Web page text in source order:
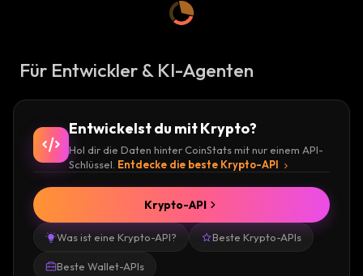
Für Entwickler & KI-Agenten
Entwickelst du mit Krypto?
Hol dir die Daten hinter CoinStats mit nur einem API-
Schlüssel. Entdecke die beste Krypto-API
Was ist eine Krypto-API? Beste Krypto-APIs
Beste Wallet-APIs
Krypto-API